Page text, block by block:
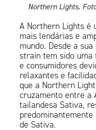
Northern Lights.
A Northern Lights é
mais lendárias e
mundo. Desde a
strain tem sido
e consumidores
relaxantes e
que a Northern
cruzamento entre a
tailandesa Sativa,
de Sativa.